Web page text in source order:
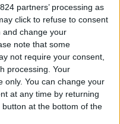
partners’ processing as
click to refuse to consent
and change your
note that some
not require your consent,
processing. Your
only. You can change your
at any time by returning
at the bottom of the
raccontare il suo
nella